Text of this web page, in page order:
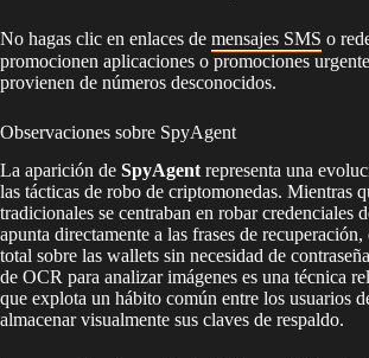
No hagas clic en enlaces de mensajes SMS o
promocionen aplicaciones o promociones
provienen de números desconocidos.
Observaciones sobre SpyAgent
La aparición de SpyAgentrepresenta una
las tácticas de robo de criptomonedas. Mientras
tradicionales se centraban en robar credenciales
apunta directamente a las frases de
total sobre las wallets sin necesidad de
de OCR para analizar imágenes es una técnica
que explota un hábito común entre los usuarios
almacenar visualmente sus claves de respaldo.